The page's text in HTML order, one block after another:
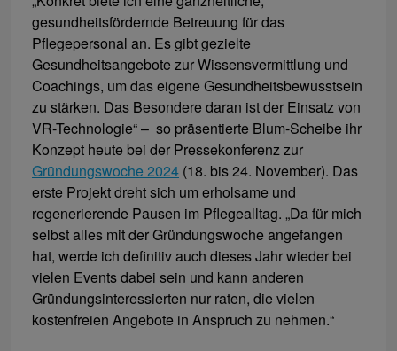
gesundheitsfördernde Betreuung für das
Pflegepersonal an. Es gibt gezielte
Gesundheitsangebote zur Wissensvermittlung und
Coachings, um das eigene Gesundheitsbewusstsein
zu stärken. Das Besondere daran ist der Einsatz von
VR-Technologie“ – so präsentierte Blum-Scheibe ihr
Konzept heute bei der Pressekonferenz zur
Gründungswoche 2024 (18. bis 24. November). Das
erste Projekt dreht sich um erholsame und
regenerierende Pausen im Pflegealltag. „Da für mich
selbst alles mit der Gründungswoche angefangen
hat, werde ich definitiv auch dieses Jahr wieder bei
vielen Events dabei sein und kann anderen
Gründungsinteressierten nur raten, die vielen
kostenfreien Angebote in Anspruch zu nehmen.“